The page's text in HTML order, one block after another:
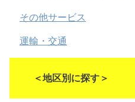
その他サービス
運輸・交通
＜地区別に探す＞